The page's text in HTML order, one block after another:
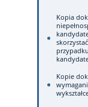
Kopia
Kopie